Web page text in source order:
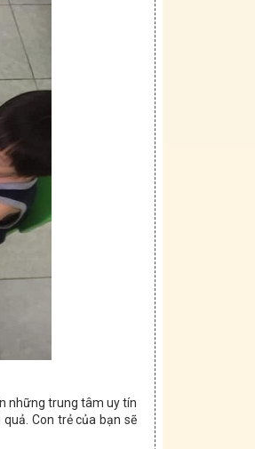
những trung tâm uy tín
Con trẻ của bạn sẽ